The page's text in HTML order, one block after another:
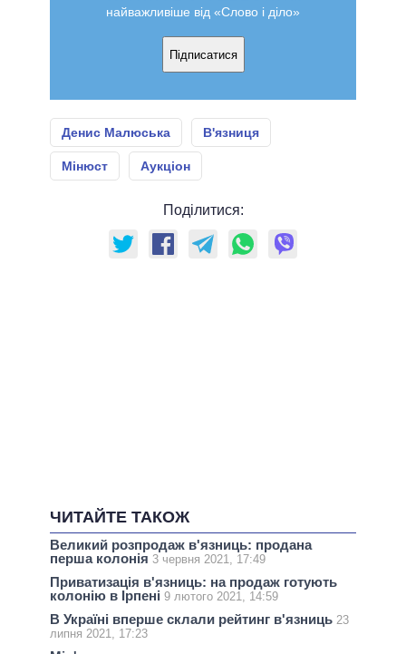
найважливіше від «Слово і діло»
Підписатися
Денис Малюська В'язниця
Мінюст Аукціон
Поділитися:
ЧИТАЙТЕ ТАКОЖ
Великий розпродаж в'язниць: продана
перша колонія 3 червня 2021, 17:49
Приватизація в'язниць: на продаж готують
колонію в Ірпені 9 лютого 2021, 14:59
В Україні вперше склали рейтинг в'язниць 23
липня 2021, 17:23